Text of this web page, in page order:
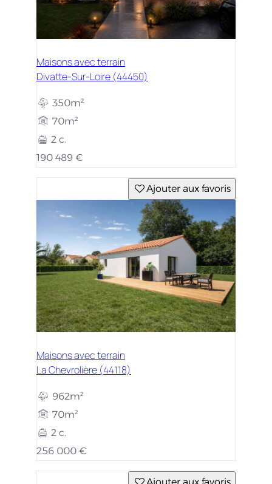
Maisons avec terrain
Divatte-Sur-Loire (44450)
350m²
70m²
2 c.
190 489 €
Ajouter aux favoris
Maisons avec terrain
La Chevrolière (44118)
962m²
70m²
2 c.
256 000 €
Ajouter aux favoris